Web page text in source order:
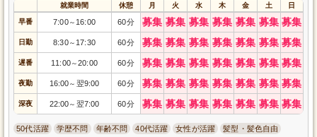
就業時間 休憩 月 火 水 木 金 土 日
早番 7:00～ 16:00 60分 募集 募集 募集 募集 募集 募集 募集
日勤 8:30～ 17:30 60分 募集 募集 募集 募集 募集 募集 募集
遅番 11:00～20:00 60分 募集 募集 募集 募集 募集 募集 募集
夜勤 16:00～ 翌9:00 60分 募集 募集 募集 募集 募集 募集 募集
深夜 22:00～ 翌7:00 60分 募集 募集 募集 募集 募集 募集 募集
50代活躍 学歴不問 年齢不問 40代活躍 女性が活躍 髪型・髪色自由